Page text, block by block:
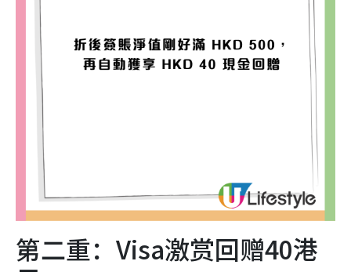
第二重：Visa激赏回赠40港